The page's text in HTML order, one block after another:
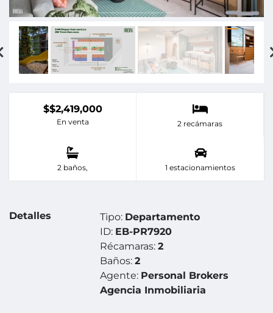
$$2,419,000
En venta 2 recámaras
2 baños, 1 estacionamientos
Detalles Tipo: Departamento
ID: EB-PR7920
Récamaras:2
Baños:2
Agente: Personal Brokers
Agencia Inmobiliaria